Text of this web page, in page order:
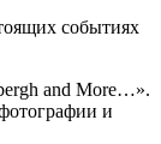
событиях
and More…».
и